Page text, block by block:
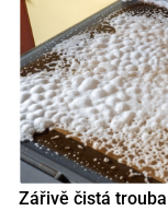
Zářivě čistá